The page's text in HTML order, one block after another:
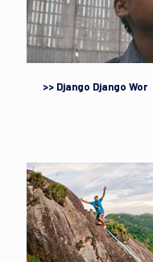
>> Django Django Wor